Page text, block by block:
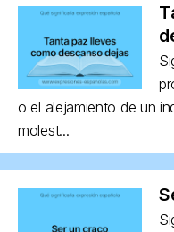
o el alejamiento de un
molest...